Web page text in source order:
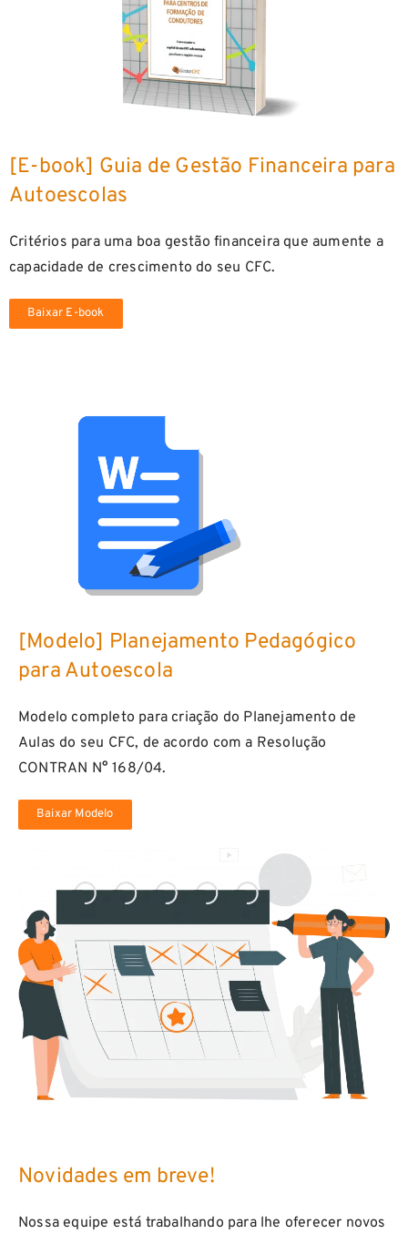
[E-book] Guia de Gestão Financeira para
Autoescolas
Critérios para uma boa gestão financeira que aumente a
capacidade de crescimento do seu CFC.
Baixar E-book
[Modelo] Planejamento Pedagógico
para Autoescola
Modelo completo para criação do Planejamento de
Aulas do seu CFC, de acordo com a Resolução
CONTRAN N° 168/04.
Baixar Modelo
Novidades em breve!
Nossa equipe está trabalhando para lhe oferecer novos